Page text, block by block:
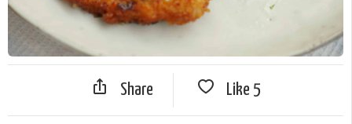
Share Like 5